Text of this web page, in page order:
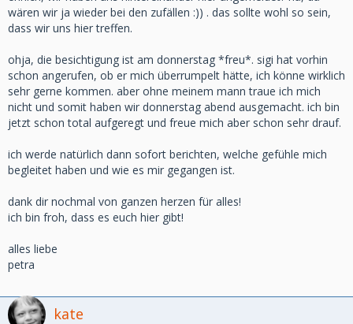
wären wir ja wieder bei den zufällen :)) . das sollte wohl so sein,
dass wir uns hier treffen.
ohja, die besichtigung ist am donnerstag *freu*. sigi hat vorhin
schon angerufen, ob er mich überrumpelt hätte, ich könne wirklich
sehr gerne kommen. aber ohne meinem mann traue ich mich
nicht und somit haben wir donnerstag abend ausgemacht. ich bin
jetzt schon total aufgeregt und freue mich aber schon sehr drauf.
ich werde natürlich dann sofort berichten, welche gefühle mich
begleitet haben und wie es mir gegangen ist.
dank dir nochmal von ganzen herzen für alles!
ich bin froh, dass es euch hier gibt!
alles liebe
petra
kate